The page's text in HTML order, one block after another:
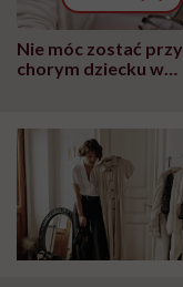
Nie móc zostać przy
chorym dziecku w
może chyba tylko
głupota i brak
wyobraźni"